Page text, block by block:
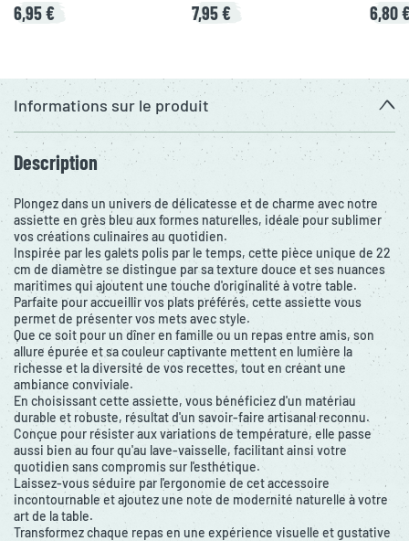
6,95 € 7,95 € 6,80
Informations sur le produit
Description
Plongez dans un univers de délicatesse et de charme avec notre
assiette en grès bleu aux formes naturelles, idéale pour sublimer
vos créations culinaires au quotidien.
Inspirée par les galets polis par le temps, cette pièce unique de 22
cm de diamètre se distingue par sa texture douce et ses nuances
maritimes qui ajoutent une touche d'originalité à votre table.
Parfaite pour accueillir vos plats préférés, cette assiette vous
permet de présenter vos mets avec style.
Que ce soit pour un dîner en famille ou un repas entre amis, son
allure épurée et sa couleur captivante mettent en lumière la
richesse et la diversité de vos recettes, tout en créant une
ambiance conviviale.
En choisissant cette assiette, vous bénéficiez d'un matériau
durable et robuste, résultat d'un savoir-faire artisanal reconnu.
Conçue pour résister aux variations de température, elle passe
aussi bien au four qu'au lave-vaisselle, facilitant ainsi votre
quotidien sans compromis sur l'esthétique.
Laissez-vous séduire par l'ergonomie de cet accessoire
incontournable et ajoutez une note de modernité naturelle à votre
art de la table.
Transformez chaque repas en une expérience visuelle et gustative